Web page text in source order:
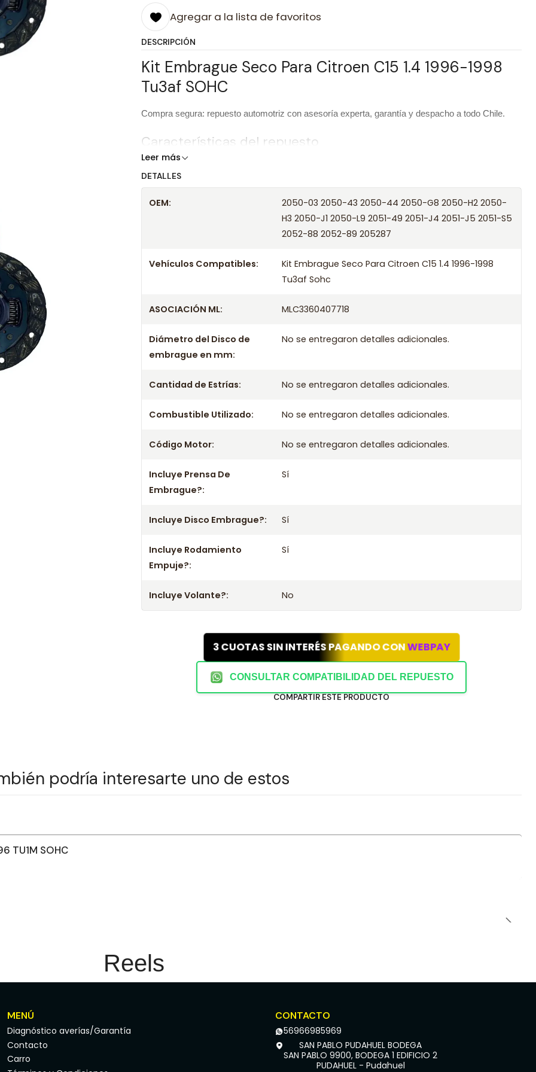
Agregar a la lista de favoritos
DESCRIPCIÓN
Kit Embrague Seco Para Citroen C15 1.4 1996-1998
Tu3af SOHC
Compra segura: repuesto automotriz con asesoría experta, garantía y despacho a todo Chile.
Características del repuesto
Producto
/ Códigos equivalentes
Información técnica
Entrega el mismo día en comunas aplicables de Santiago si compras antes de las 10:30 de lunes
a viernes. Realizamos despachos a todo Chile.
- Disco
1996 1997 1998
2050-03 2050-43 2050-44 2050-G8 2050-H2 2050-H3 2050-J1 2050-L9 2051-49 2051-J4 2051-J5
- Mejora el rendimiento y la confiabilidad con este kit.
- No olvides consultar la aplicación con tu chasis o datos del vehículo.
Leer más
DETALLES
OEM:
2050-03 2050-43 2050-44 2050-G8 2050-H2 2050-
H3 2050-J1 2050-L9 2051-49 2051-J4 2051-J5 2051-S5
2052-88 2052-89 205287
Vehículos Compatibles:
Kit Embrague Seco Para Citroen C15 1.4 1996-1998
Tu3af Sohc
ASOCIACIÓN ML: MLC3360407718
Diámetro del Disco de
embrague en mm:
No se entregaron detalles adicionales.
Cantidad de Estrías: No se entregaron detalles adicionales.
Combustible Utilizado: No se entregaron detalles adicionales.
Código Motor: No se entregaron detalles adicionales.
Incluye Prensa De
Embrague?:
Sí
Incluye Disco Embrague?: Sí
Incluye Rodamiento
Empuje?:
Sí
Incluye Volante?: No
3 CUOTAS SIN INTERÉS PAGANDO CONWEBPAY
CONSULTAR COMPATIBILIDAD DEL REPUESTO
COMPARTIR ESTE PRODUCTO
podría interesarte uno de estos
TU1M SOHC
Reels
MENÚ
Diagnóstico averías/Garantía
Contacto
Carro
CONTACTO
56966985969
SAN PABLO PUDAHUEL BODEGA
SAN PABLO 9900, BODEGA 1 EDIFICIO 2
PUDAHUEL - Pudahuel